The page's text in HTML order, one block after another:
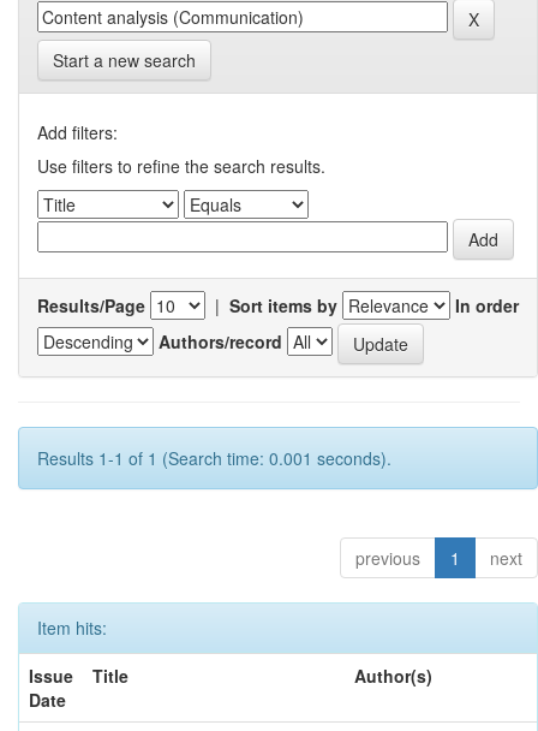
Start a new search
Add filters:
Use filters to refine the search results.
Results/Page | Sort items by
In order
Authors/record
Results 1-1 of 1 (Search time: 0.001 seconds).
previous 1 next
Item hits:
Issue
Date
Title Author(s)